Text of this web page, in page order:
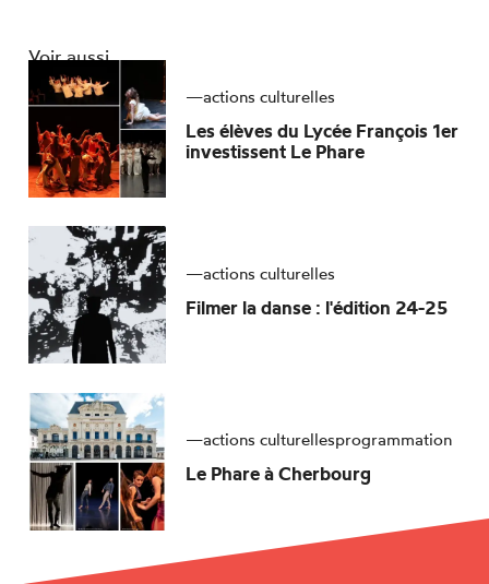
Voir aussi
—actions culturelles
Les élèves du Lycée François 1er
investissentLe Phare
—actions culturelles
Filmer la danse : l'édition 24-25
—actions culturellesprogrammation
Le Phareà Cherbourg